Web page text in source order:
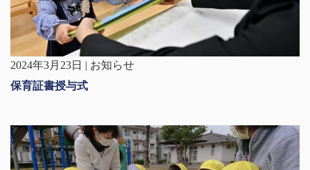
2024年3月23日 | お知らせ
保育証書授与式